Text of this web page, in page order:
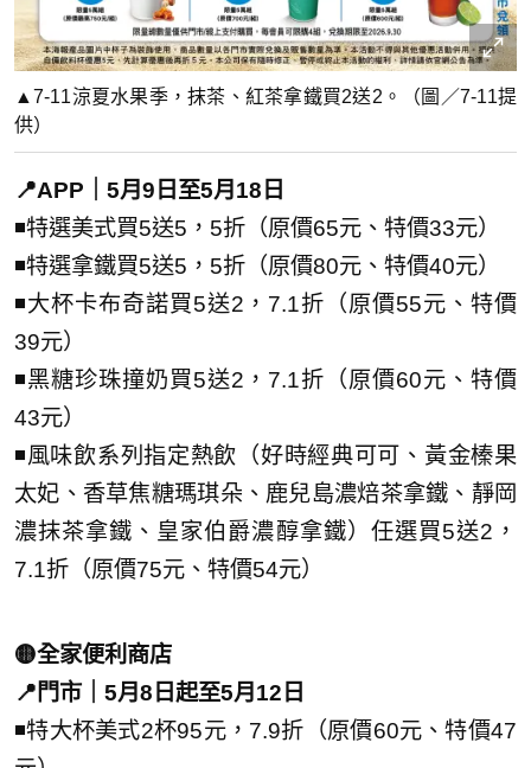
▲7-11涼夏水果季，抹茶、紅茶拿鐵買2送2。（圖／7-11提
供）
📍APP｜5月9日至5月18日
◾特選美式買5送5，5折（原價65元、特價33元）
◾特選拿鐵買5送5，5折（原價80元、特價40元）
◾大杯卡布奇諾買5送2，7.1折（原價55元、特價
39元）
◾黑糖珍珠撞奶買5送2，7.1折（原價60元、特價
43元）
◾風味飲系列指定熱飲（好時經典可可、黃金榛果
太妃、香草焦糖瑪琪朵、鹿兒島濃焙茶拿鐵、靜岡
濃抹茶拿鐵、皇家伯爵濃醇拿鐵）任選買5送2，
7.1折（原價75元、特價54元）
🟡全家便利商店
📍門市｜5月8日起至5月12日
◾特大杯美式2杯95元，7.9折（原價60元、特價47